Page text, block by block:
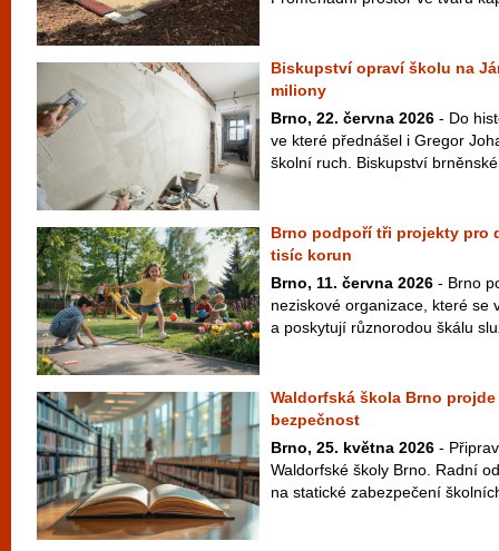
Biskupství opraví školu na
miliony
Brno, 22. června 2026 - Do
ve které přednášel i Gregor
školní ruch. Biskupství
Brno podpoří tři projekty pro
tisíc korun
Brno, 11. června 2026 - Brno
neziskové organizace, které se
a poskytují různorodou škálu
Waldorfská škola Brno
bezpečnost
Brno, 25. května 2026 -
Waldorfské školy Brno. Radní
na statické zabezpečení